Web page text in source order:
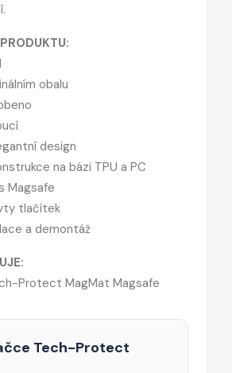
obalu
design
na bázi TPU a PC
Magsafe
tlačítek
a demontáž
Protect MagMat Magsafe
Tech-Protect